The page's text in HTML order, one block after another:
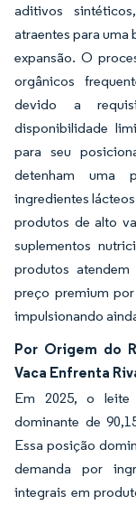
aditivos
atraentes para uma
expansão. O
orgânicos
devido a
disponibilidade
para seu
detenham uma
ingredientes
produtos de alto
suplementos
produtos
preço premium
impulsionando
Por Origem do
Vaca Enfrenta
Em 2025, o leite
dominante de
Essa posição
demanda por
integrais em